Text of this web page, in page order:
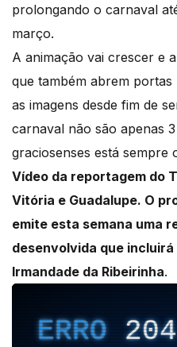
prolongando o carnaval
março.
A animação vai crescer e
que também abrem
as imagens desde fim de
carnaval não são apenas
graciosenses está sempre
Vídeo da reportagem do
Vitória e Guadalupe. O
emite esta semana uma
desenvolvida que incluirá
Irmandade da Ribeirinha.